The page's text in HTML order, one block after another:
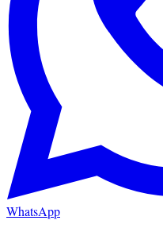
WhatsApp